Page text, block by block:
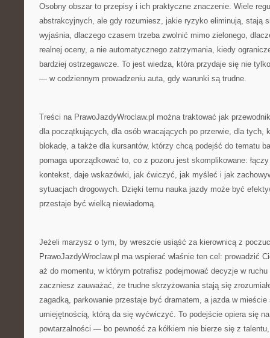
Osobny obszar to przepisy i ich praktyczne znaczenie. Wiele
abstrakcyjnych, ale gdy rozumiesz, jakie ryzyko eliminują, stają
wyjaśnia, dlaczego czasem trzeba zwolnić mimo zielonego,
realnej oceny, a nie automatycznego zatrzymania, kiedy
bardziej ostrzegawcze. To jest wiedza, która przydaje się nie
— w codziennym prowadzeniu auta, gdy warunki są trudne.
Treści na PrawoJazdyWroclaw.pl można traktować jak
dla początkujących, dla osób wracających po przerwie, dla tych,
blokadę, a także dla kursantów, którzy chcą podejść do tematu
pomaga uporządkować to, co z pozoru jest skomplikowane:
kontekst, daje wskazówki, jak ćwiczyć, jak myśleć i jak
sytuacjach drogowych. Dzięki temu nauka jazdy może być
przestaje być wielką niewiadomą.
Jeżeli marzysz o tym, by wreszcie usiąść za kierownicą z
PrawoJazdyWroclaw.pl ma wspierać właśnie ten cel: prowadzić
aż do momentu, w którym potrafisz podejmować decyzje w
zaczniesz zauważać, że trudne skrzyżowania stają się
zagadką, parkowanie przestaje być dramatem, a jazda w
umiejętnością, którą da się wyćwiczyć. To podejście opiera się
powtarzalności — bo pewność za kółkiem nie bierze się z